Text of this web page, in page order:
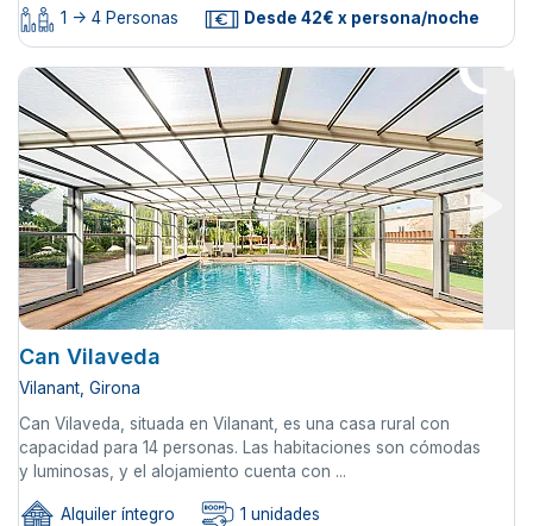
1 -> 4 Personas Desde 42€ x persona/noche
Can Vilaveda
Vilanant, Girona
Can Vilaveda, situada en Vilanant, es una casa rural con
capacidad para 14 personas. Las habitaciones son cómodas
y luminosas, y el alojamiento cuenta con ...
Alquiler íntegro 1 unidades